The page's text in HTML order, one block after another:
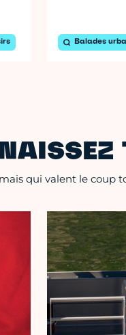
Balades
qui valent le coup